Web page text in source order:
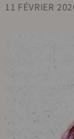
11 FÉVRIER